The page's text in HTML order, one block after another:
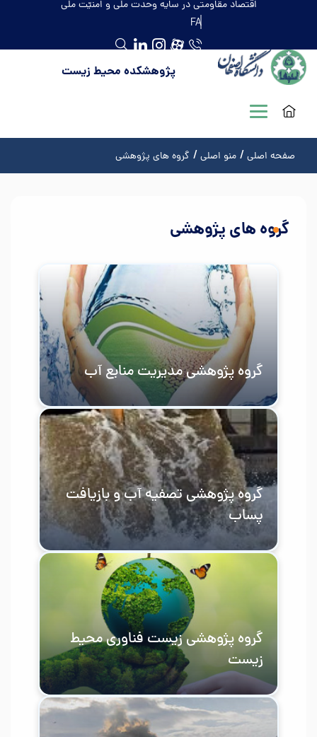
اقتصاد مقاومتی در سایه وحدت ملّی و امنیّت ملّی
FA
پژوهشکده محیط زیست
صفحه اصلی منو اصلی گروه های پژوهشی
گروه های پژوهشی
گروه پژوهشی مدیریت منابع آب
گروه پژوهشی تصفیه آب و بازیافت
پساب
گروه پژوهشی زیست فناوری محیط
زيست